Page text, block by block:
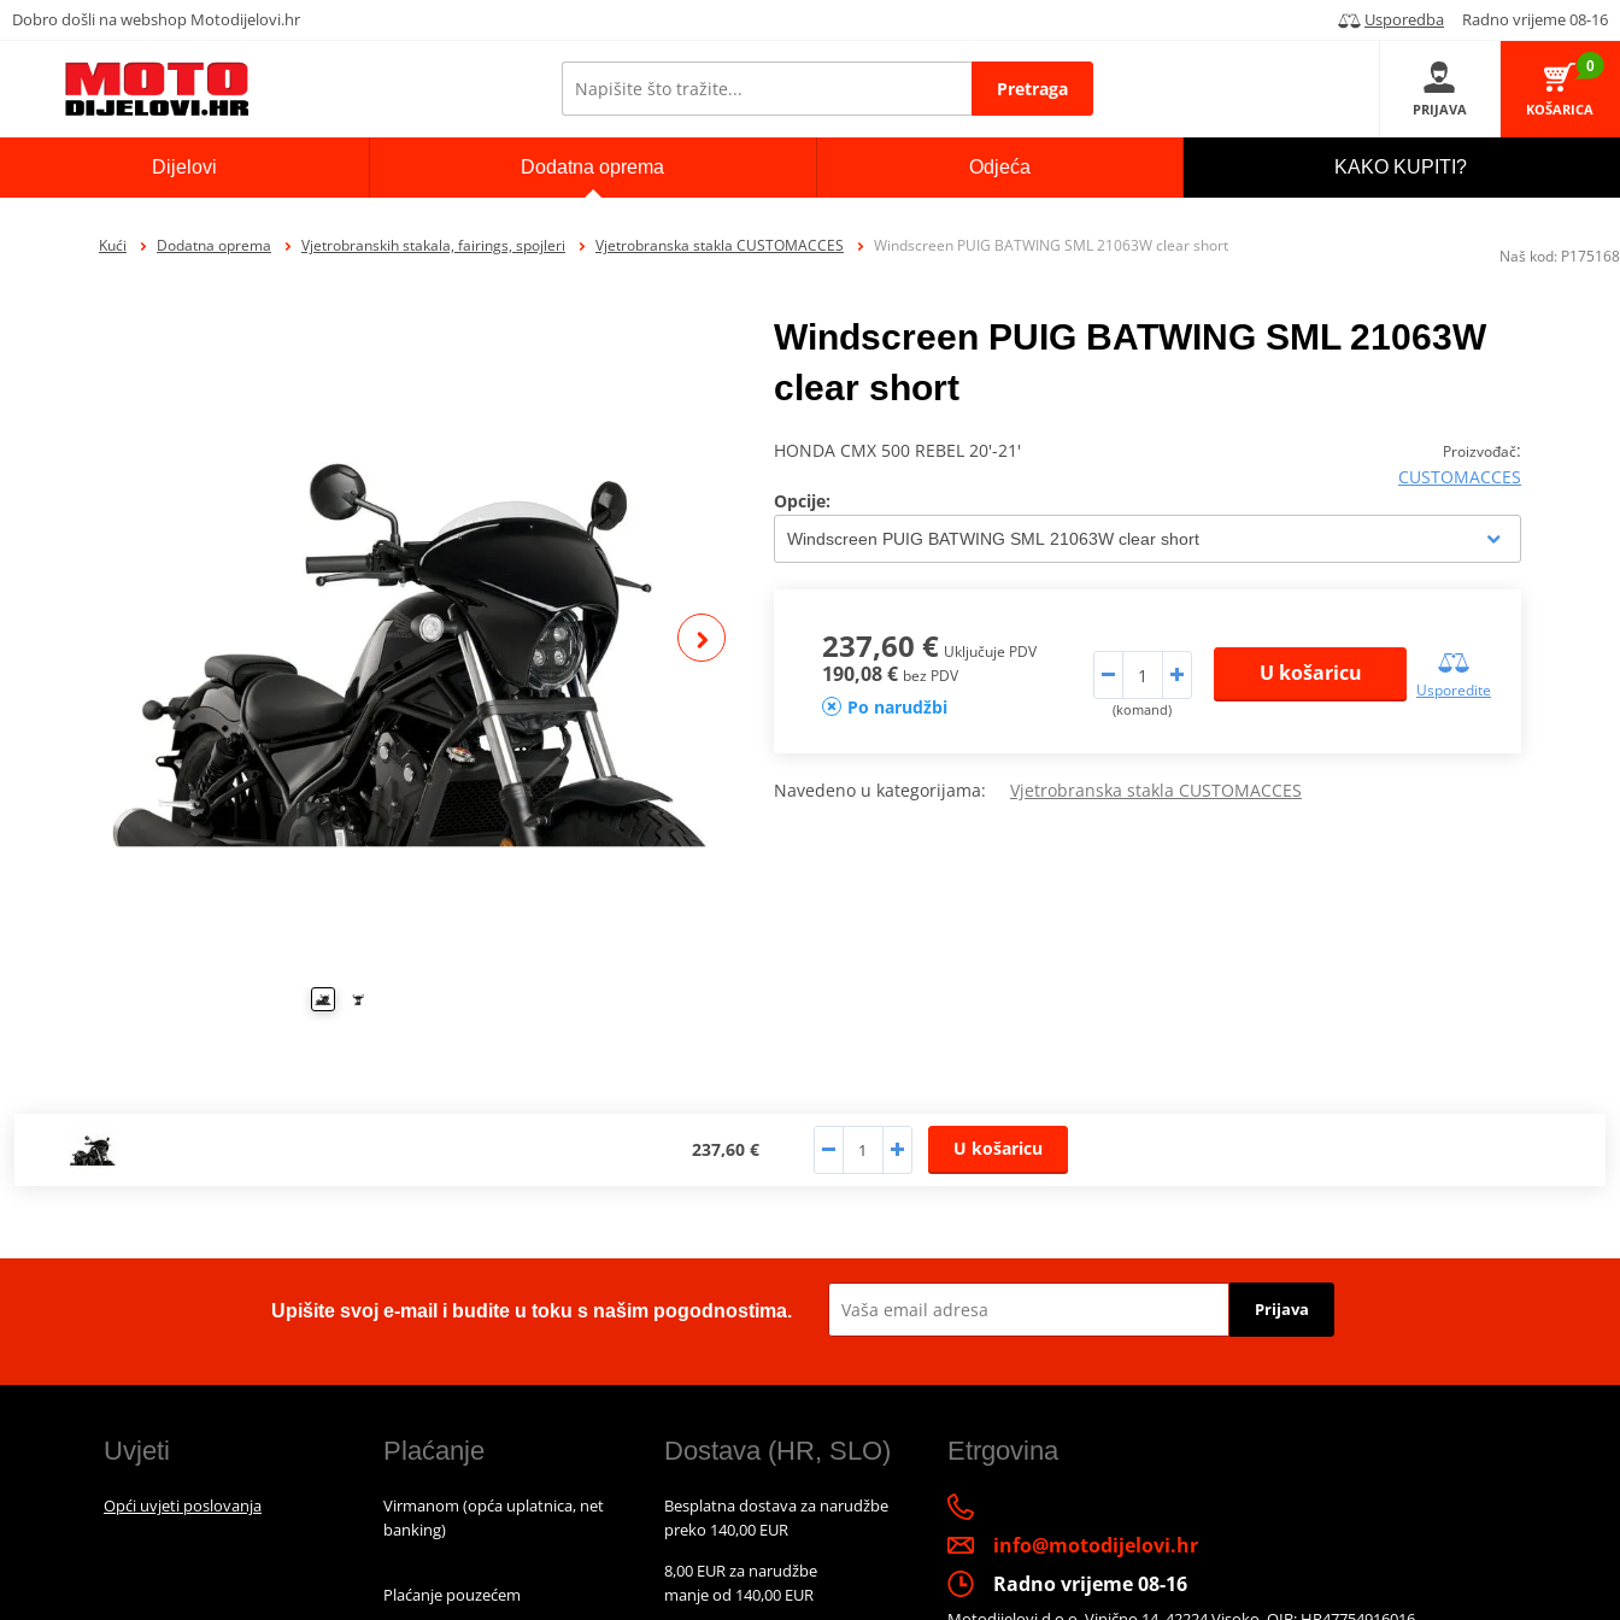
Dobro došli na webshop Motodijelovi.hr Usporedba Radno vrijeme 08-16
Pretraga
PRIJAVA
0
KOŠARICA
Dijelovi Dodatna oprema Odjeća KAKO KUPITI?
Kući Dodatna oprema Vjetrobranskih stakala, fairings, spojleri Vjetrobranska stakla CUSTOMACCES Windscreen PUIG BATWING SML 21063W clear short
Windscreen PUIG BATWING SML 21063W
clear short
Proizvođač:
CUSTOMACCES
HONDA CMX 500 REBEL 20'-21'
Opcije:
237,60 € Uključuje PDV
190,08 € bez PDV
Po narudžbi (komand)
U košaricu
Usporedite
Navedeno u kategorijama: Vjetrobranska stakla CUSTOMACCES
237,60 € U košaricu
Naš kod: P175168
Upišite svoj e-mail i budite u toku s našim pogodnostima. Prijava
Uvjeti
Opći uvjeti poslovanja
Plaćanje
Virmanom (opća uplatnica, net
banking)
Plaćanje pouzećem
Dostava (HR, SLO)
Besplatna dostava za narudžbe
preko 140,00 EUR
8,00 EUR za narudžbe
manje od 140,00 EUR
Etrgovina
info@motodijelovi.hr
Radno vrijeme 08-16